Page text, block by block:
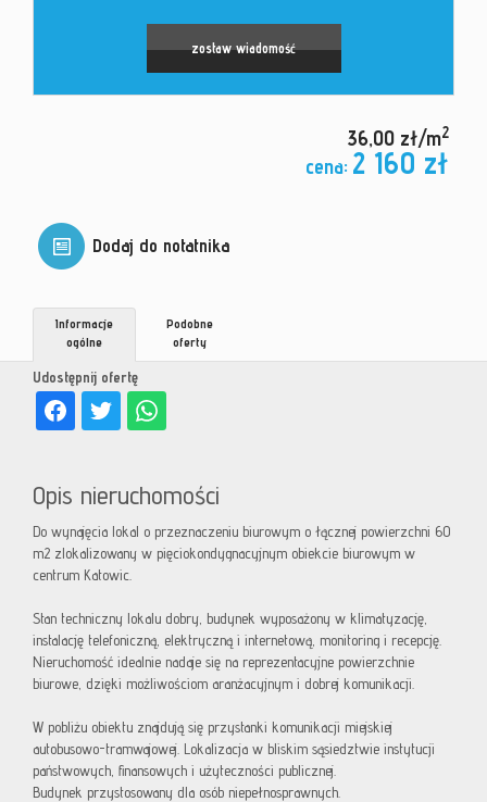
zostaw wiadomość
36,00 zł/m2
cena: 2 160 zł
Dodaj do notatnika
Udostępnij ofertę
Informacje
ogólne
Podobne
oferty
Opis nieruchomości
Do wynajęcia lokal o przeznaczeniu biurowym o łącznej powierzchni 60
m2 zlokalizowany w pięciokondygnacyjnym obiekcie biurowym w
centrum Katowic.
Stan techniczny lokalu dobry, budynek wyposażony w klimatyzację,
instalację telefoniczną, elektryczną i internetową, monitoring i recepcję.
Nieruchomość idealnie nadaje się na reprezentacyjne powierzchnie
biurowe, dzięki możliwościom aranżacyjnym i dobrej komunikacji.
W pobliżu obiektu znajdują się przystanki komunikacji miejskiej
autobusowo-tramwajowej. Lokalizacja w bliskim sąsiedztwie instytucji
państwowych, finansowych i użyteczności publicznej.
Budynek przystosowany dla osób niepełnosprawnych.